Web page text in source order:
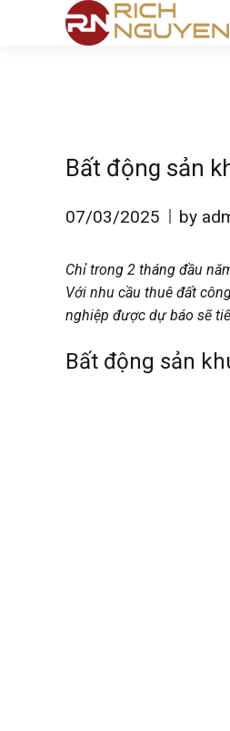
Bất động sản
07/03/2025 by
Chỉ trong 2 tháng đầu
Với nhu cầu thuê đất
nghiệp được dự báo sẽ
Bất động sản